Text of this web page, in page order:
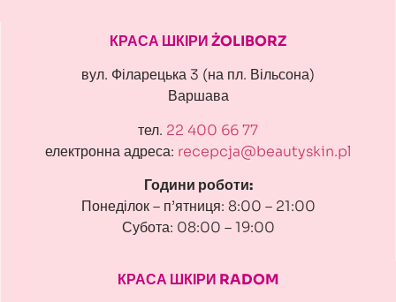
КРАСА ШКІРИ ŻOLIBORZ
вул. Філарецька 3 (на пл. Вільсона)
Варшава
тел. 22 400 66 77
електронна адреса: recepcja@beautyskin.pl
Години роботи:
Понеділок – п’ятниця: 8:00 – 21:00
Субота: 08:00 – 19:00
КРАСА ШКІРИ RADOM